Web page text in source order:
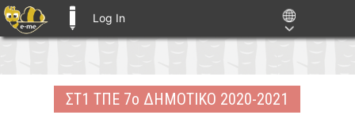
Log In
ΣΤ1 ΤΠΕ 7ο ΔΗΜΟΤΙΚΟ 2020-2021